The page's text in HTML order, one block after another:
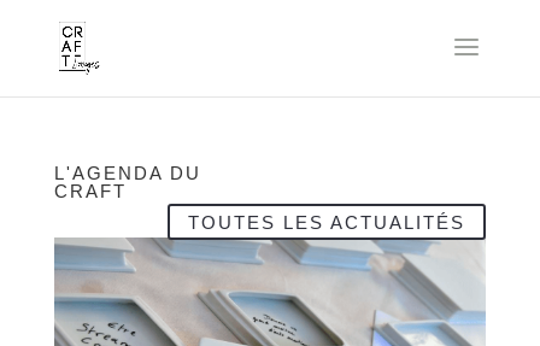
L'AGENDA DU
CRAFT
TOUTES LES ACTUALITÉS